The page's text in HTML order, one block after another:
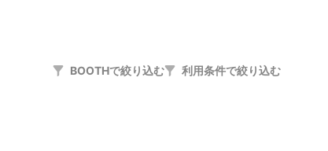
BOOTHで絞り込む 利用条件で絞り込む